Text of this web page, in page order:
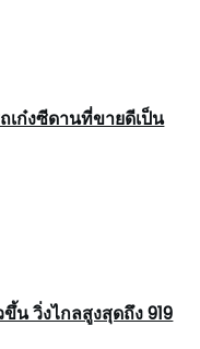
เก๋งซีดานที่ขายดีเป็น
น วิ่งไกลสูงสุดถึง 919